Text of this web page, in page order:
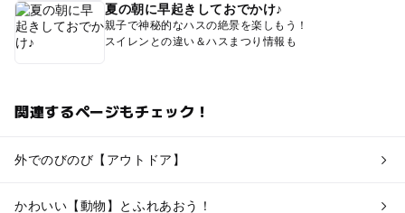
夏の朝に早起きしておでかけ♪
親子で神秘的なハスの絶景を楽しもう！
スイレンとの違い＆ハスまつり情報も
関連するページもチェック！
外でのびのび【アウトドア】
かわいい【動物】とふれあおう！